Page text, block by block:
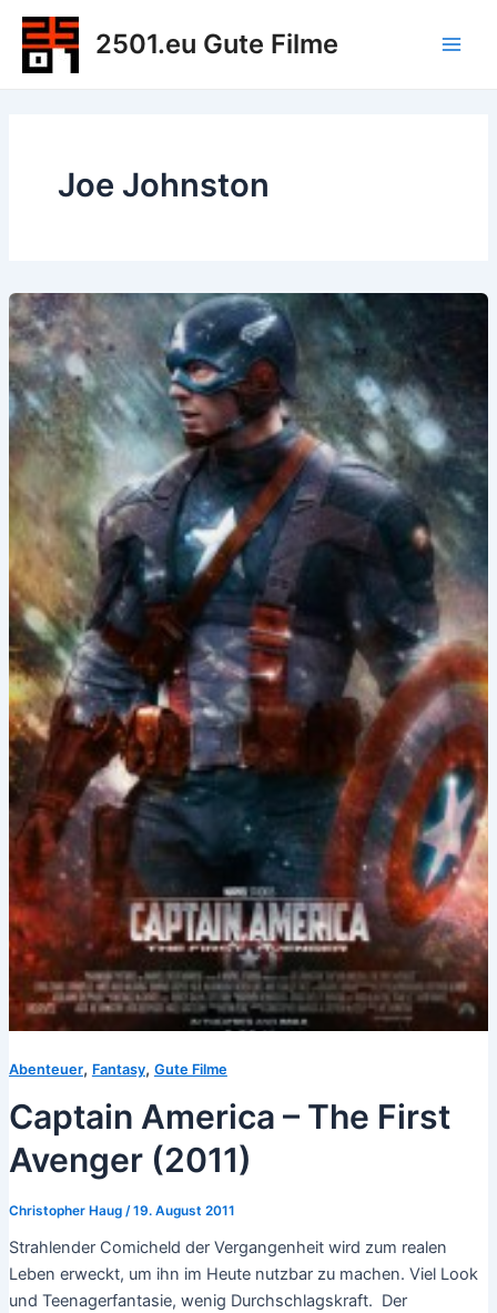
Zum
Inhalt
springen
2501.eu Gute Filme
Joe Johnston
Abenteuer, Fantasy, Gute Filme
Captain America – The First
Avenger (2011)
Christopher Haug /19. August 2011
Strahlender Comicheld der Vergangenheit wird zum realen
Leben erweckt, um ihn im Heute nutzbar zu machen. Viel Look
und Teenagerfantasie, wenig Durchschlagskraft. Der